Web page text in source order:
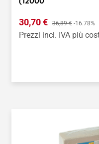
Prezzo di vendita:
30,70 € Prezzo normale:
36,89 € -16.78%
Prezzi incl. IVA più